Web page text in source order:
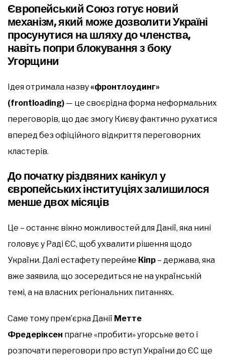
Європейський Союз готує новий
механізм, який може дозволити Україні
просунутися на шляху до членства,
навіть попри блокування з боку
Угорщини
Ідея отримала назву«фронтлоудинг»
(frontloading) — це своєрідна форма неформальних
переговорів, що дає змогу Києву фактично рухатися
вперед без офіційного відкриття переговорних
кластерів.
До початку різдвяних канікул у
європейських інституціях залишилося
менше двох місяців
Це – останнє вікно можливостей для Данії, яка нині
головує у Раді ЄС, щоб ухвалити рішення щодо
України. Далі естафету перейме Кіпр – держава, яка
вже заявила, що зосередиться не на українській
темі, а на власних регіональних питаннях.
Саме тому прем’єрка Данії Метте
Фредеріксен прагне «пробити» угорське вето і
розпочати переговори про вступ України до ЄС ще